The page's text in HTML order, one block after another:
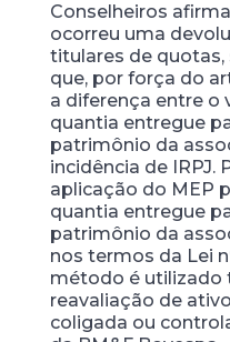
Conselheiros
ocorreu uma
titulares de
que, por força do
a diferença entre o
quantia entregue
patrimônio da
incidência de IRPJ.
aplicação do MEP
quantia entregue
patrimônio da
nos termos da Lei
método é utilizado
reavaliação de
coligada ou